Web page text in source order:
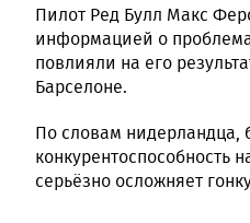
Пилот Ред Булл Макс
информацией о
повлияли на его
Барселоне.
По словам нидерландца,
конкурентоспособность
серьёзно осложняет